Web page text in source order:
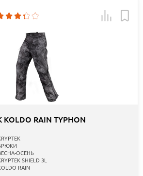
RAIN TYPHON
ОСЕНЬ
SHIELD 3L
RAIN